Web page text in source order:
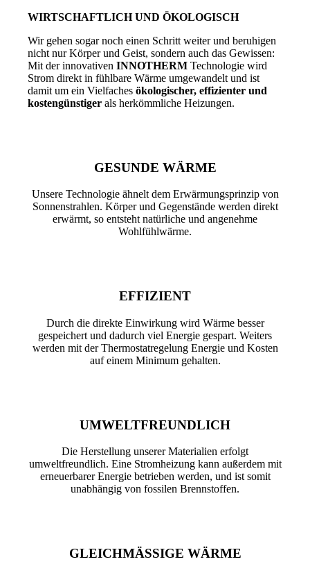
WIRTSCHAFTLICH UND ÖKOLOGISCH
Wir gehen sogar noch einen Schritt weiter und beruhigen
nicht nur Körper und Geist, sondern auch das Gewissen:
Mit der innovativenINNOTHERM Technologie wird
Strom direkt in fühlbare Wärme umgewandelt und ist
damit um ein Vielfachesökologischer, effizienter und
kostengünstiger als herkömmliche Heizungen.
GESUNDE WÄRME
Unsere Technologie ähnelt dem Erwärmungsprinzip von
Sonnenstrahlen. Körper und Gegenstände werden direkt
erwärmt, so entsteht natürliche und angenehme
Wohlfühlwärme.
EFFIZIENT
Durch die direkte Einwirkung wird Wärme besser
gespeichert und dadurch viel Energie gespart. Weiters
werden mit der Thermostatregelung Energie und Kosten
auf einem Minimum gehalten.
UMWELTFREUNDLICH
Die Herstellung unserer Materialien erfolgt
umweltfreundlich. Eine Stromheizung kann außerdem mit
erneuerbarer Energie betrieben werden, und ist somit
unabhängig von fossilen Brennstoffen.
GLEICHMÄSSIGE WÄRME